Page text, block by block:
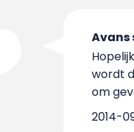
Avans
wordt
om
2014-